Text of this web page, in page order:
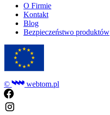
O Firmie
Kontakt
Blog
Bezpieczeństwo produktów
© webtom.pl